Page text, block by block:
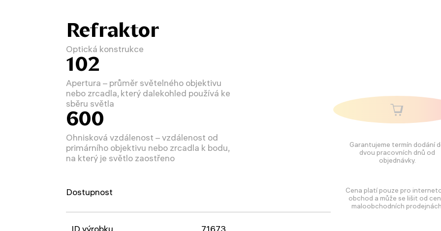
Garantujeme termín dodání
dvou pracovních dnů od
objednávky.
Cena platí pouze pro
obchod a může se lišit od
maloobchodních
Refraktor
Optická konstrukce
102
Apertura – průměr světelného objektivu
nebo zrcadla, který dalekohled používá ke
sběru světla
600
Ohnisková vzdálenost – vzdálenost od
primárního objektivu nebo zrcadla k bodu,
na který je světlo zaostřeno
Dostupnost